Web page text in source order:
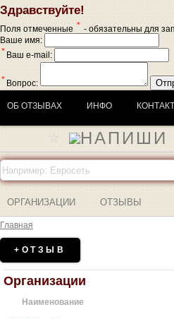
Здравствуйте!
Поля отмеченные * - обязательны для
Ваше имя:
* Ваш e-mail:
* Вопрос:
ОБ ОТЗЫВАХ ИНФО
ОРГАНИЗАЦИИ ОТЗЫВЫ
Главная
+ОТЗЫВ
Организации
Наименование